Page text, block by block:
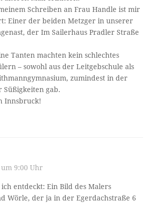
Schreiben an Frau Handle ist mir
Einer der beiden Metzger in unserer
der Im Sailerhaus Pradler Straße
Tanten machten kein schlechtes
– sowohl aus der Leitgebschule als
zumindest in der
Süßigkeiten gab.
Innsbruck!
9:00 Uhr
entdeckt: Ein Bild des Malers
Wörle, der ja in der Egerdachstraße 6